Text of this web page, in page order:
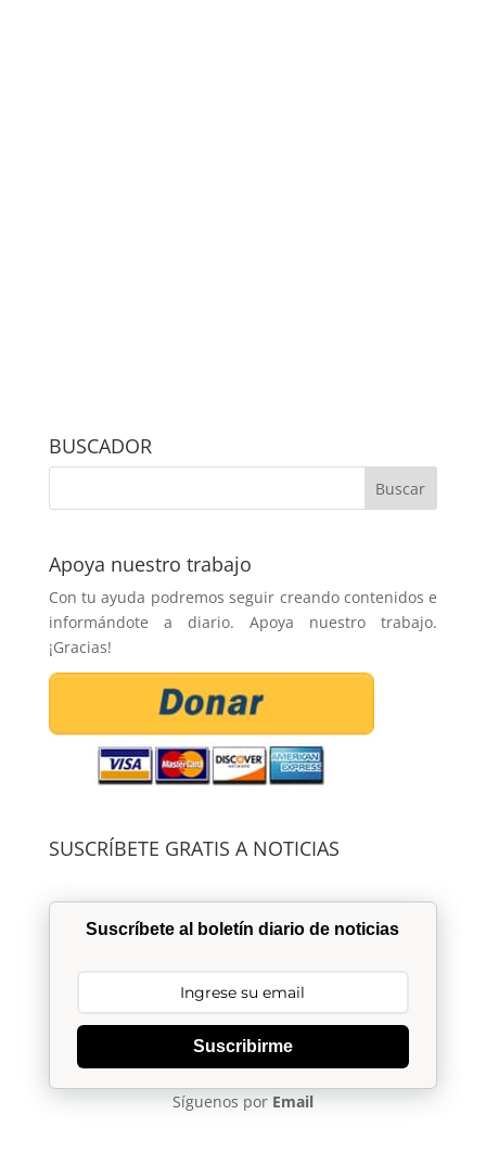
BUSCADOR
Apoya nuestro trabajo
Con tu ayuda podremos seguir creando contenidos e
informándote a diario. Apoya nuestro trabajo.
¡Gracias!
SUSCRÍBETE GRATIS A NOTICIAS
Suscríbete al boletín diario de noticias
Suscribirme
Síguenos por Email